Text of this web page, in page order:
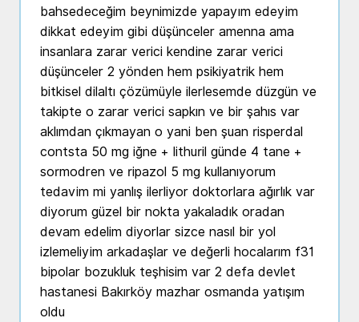
bahsedeceğim beynimizde yapayım edeyim
dikkat edeyim gibi düşünceler amenna ama
insanlara zarar verici kendine zarar verici
düşünceler 2 yönden hem psikiyatrik hem
bitkisel dilaltı çözümüyle ilerlesemde düzgün ve
takipte o zarar verici sapkın ve bir şahıs var
aklımdan çıkmayan o yani ben şuan risperdal
contsta 50 mg iğne + lithuril günde 4 tane +
sormodren ve ripazol 5 mg kullanıyorum
tedavim mi yanlış ilerliyor doktorlara ağırlık var
diyorum güzel bir nokta yakaladık oradan
devam edelim diyorlar sizce nasıl bir yol
izlemeliyim arkadaşlar ve değerli hocalarım f31
bipolar bozukluk teşhisim var 2 defa devlet
hastanesi Bakırköy mazhar osmanda yatışım
oldu